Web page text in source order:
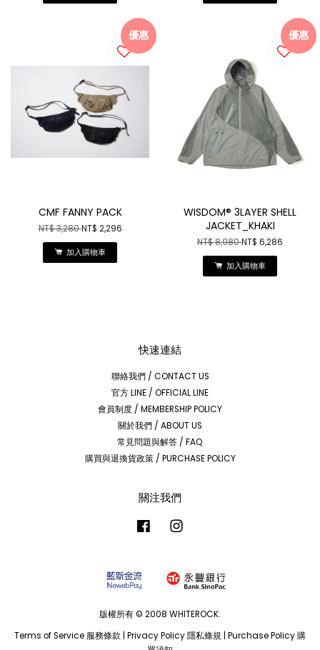
優惠
CMF FANNY PACK
NT$ 3,280NT$ 2,296
加入購物車
優惠
WISDOM® 3LAYER SHELL
JACKET_KHAKI
NT$ 8,980NT$ 6,286
加入購物車
快速連結
聯絡我們 / CONTACT US
官方 LINE / OFFICIAL LINE
會員制度 / MEMBERSHIP POLICY
關於我們 / ABOUT US
常見問題與解答 / FAQ
購買與退換貨政策 / PURCHASE POLICY
關注我們
Facebook
版權所有 © 2008 WHITEROCK.
Terms of Service 服務條款
Privacy Policy 隱私條規 Purchase Policy 購